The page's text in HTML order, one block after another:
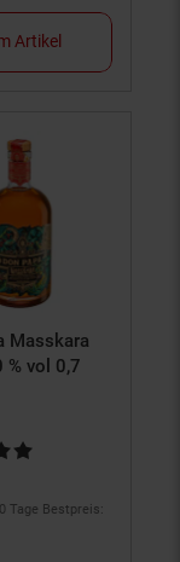
Artikel
Masskara
% vol 0,7
4,88 von 5
Tage Bestpreis: